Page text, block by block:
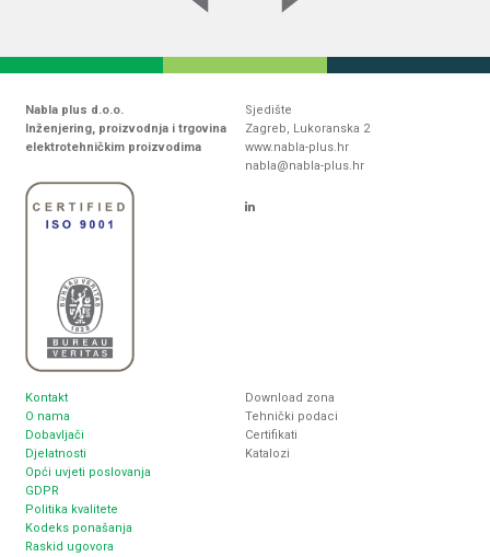
Nabla plus d.o.o.
Inženjering, proizvodnja i trgovina
elektrotehničkim proizvodima
Sjedište
Zagreb, Lukoranska 2
www.nabla-plus.hr
nabla@nabla-plus.hr
Kontakt
O nama
Dobavljači
Djelatnosti
Opći uvjeti poslovanja
GDPR
Politika kvalitete
Kodeks ponašanja
Raskid ugovora
Download zona
Tehnički podaci
Certifikati
Katalozi